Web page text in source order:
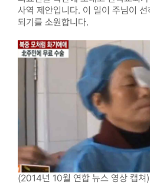
사역 제안입니다. 이 일이 주님이
되기를 소원합니다.
(2014년 10월 연합 뉴스 영상 캡쳐)